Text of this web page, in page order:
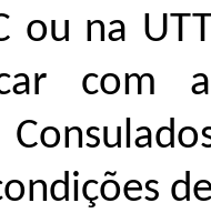
ou na
com